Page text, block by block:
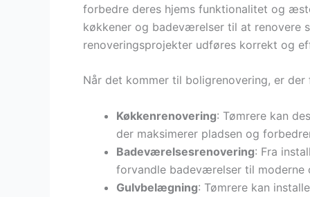
forbedre deres hjems funktionalitet og
køkkener og badeværelser til at renovere
renoveringsprojekter udføres korrekt og
Når det kommer til boligrenovering, er
Køkkenrenovering: Tømrere kan
der maksimerer pladsen og
Badeværelsesrenovering: Fra
forvandle badeværelser til moderne
Gulvbelægning: Tømrere kan